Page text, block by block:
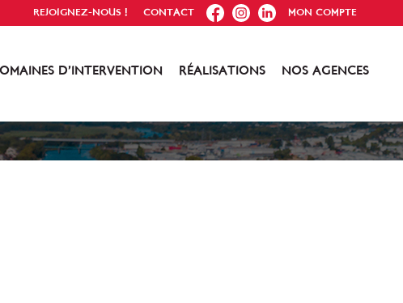
REJOIGNEZ-NOUS ! CONTACT FB IG IN MON COMPTE
D’INTERVENTION RÉALISATIONS NOS AGENCES